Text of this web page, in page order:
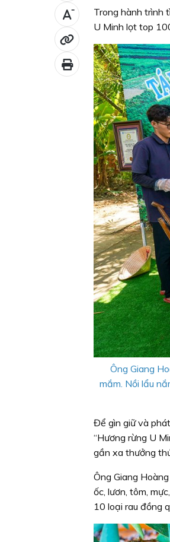
-
Trong hành trình
U Minh lọt top
Ông Giang
mắm. Nồi lẩu
Để gìn giữ và
“Hương rừng U
gần xa thưởng
Ông Giang
ốc, lươn, tôm,
10 loại rau đồng